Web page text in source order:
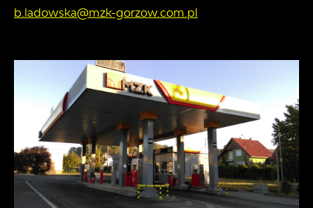
b.ladowska@mzk-gorzow.com.pl